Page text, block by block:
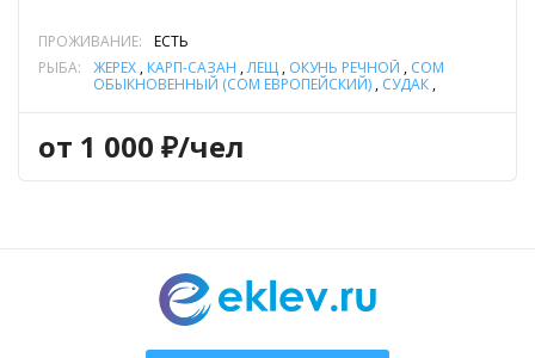
ПРОЖИВАНИЕ:
ЕСТЬ
РЫБА:
ЖЕРЕХ , КАРП-САЗАН ,ЛЕЩ , ОКУНЬ РЕЧНОЙ , СОМ
ОБЫКНОВЕННЫЙ (СОМ ЕВРОПЕЙСКИЙ) , СУДАК ,
от 1 000 ₽/чел